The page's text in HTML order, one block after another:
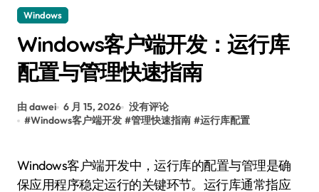
Windows
Windows客户端开发：运行库
配置与管理快速指南
由 dawei 6 月 15, 2026 没有评论
#Windows客户端开发 #管理快速指南 #运行库配置
Windows客户端开发中，运行库的配置与管理是确
保应用程序稳定运行的关键环节。运行库通常指应